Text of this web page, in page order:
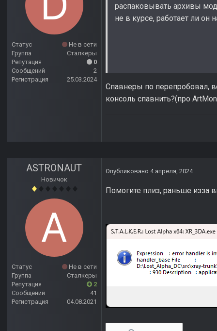
Статус
Не в сети
Группа
Сталкеры
Репутация
0
Сообщений
2
Регистрация
25.03.2024
распаковывать архивы
не в курсе, работает ли он
Спавнеры по перепробовал,
консоль спавнить?(про
ASTRONAUT
Новичок
Статус
Не в сети
Группа
Сталкеры
Репутация
2
Сообщений
41
Регистрация
04.08.2021
Опубликовано 4 апреля, 2024
Помогите плиз, раньше изза